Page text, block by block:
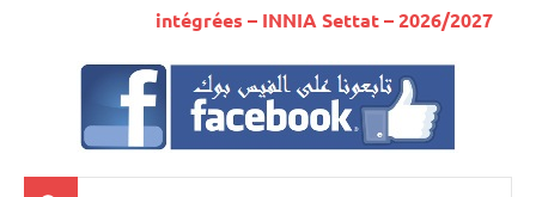
intégrées – INNIA Settat – 2026/2027